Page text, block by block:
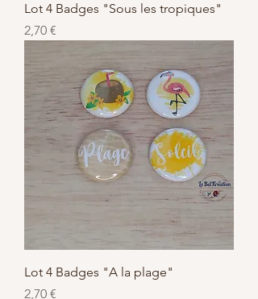
Lot 4 Badges "Sous les tropiques"
Preis
2,70 €
Lot 4 Badges "A la plage"
Preis
2,70 €